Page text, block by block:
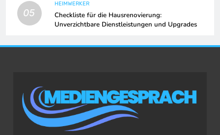
05
HEIMWERKER
Checkliste für die Hausrenovierung:
Unverzichtbare Dienstleistungen und Upgrades